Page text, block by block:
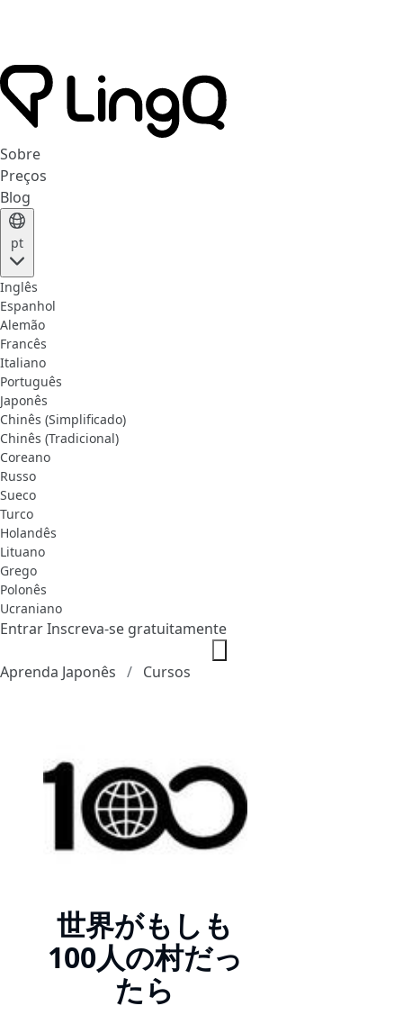
Sobre
Preços
Blog
pt
Inglês
Espanhol
Alemão
Francês
Italiano
Português
Japonês
Chinês (Simplificado)
Chinês (Tradicional)
Coreano
Russo
Sueco
Turco
Holandês
Lituano
Grego
Polonês
Ucraniano
EntrarInscreva-se gratuitamente
Aprenda Japonês Cursos
世界がもしも
100人の村だっ
たら